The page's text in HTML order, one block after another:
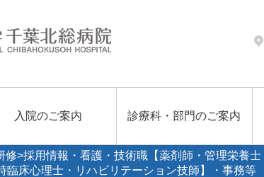
入院のご案内 診療科・部門のご案内
修>採用情報・看護・技術職【薬剤師・管理栄養
臨床心理士・リハビリテーション技師】・事務等